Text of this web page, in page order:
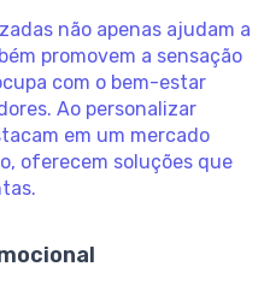
não apenas ajudam a
promovem a sensação
com o bem-estar
Ao personalizar
em um mercado
oferecem soluções que